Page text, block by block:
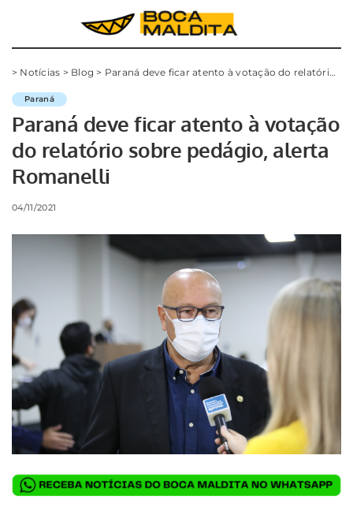
> Notícias > Blog > Paraná deve ficar atento à votação do relatório sobre pedágio, alerta Romanelli
Paraná
Paraná deve ficar atento à votação
do relatório sobre pedágio, alerta
Romanelli
04/11/2021